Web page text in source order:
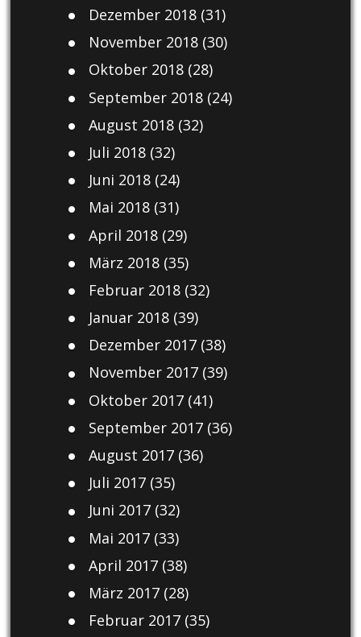
Dezember 2018(31)
November 2018(30)
Oktober 2018(28)
September 2018(24)
August 2018(32)
Juli 2018(32)
Juni 2018(24)
Mai 2018(31)
April 2018(29)
März 2018(35)
Februar 2018(32)
Januar 2018(39)
Dezember 2017(38)
November 2017(39)
Oktober 2017(41)
September 2017(36)
August 2017(36)
Juli 2017(35)
Juni 2017(32)
Mai 2017(33)
April 2017(38)
März 2017(28)
Februar 2017(35)